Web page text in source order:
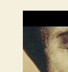
mim o teu fervor,
ajudando-me e
Glória… Amável
e entediante